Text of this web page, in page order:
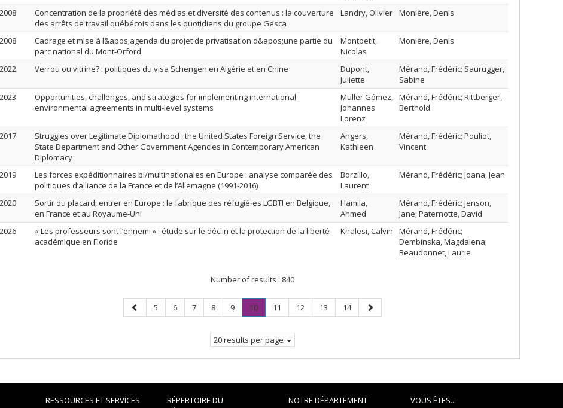
2008
Concentration de la propriété des médias et diversité des contenus : la couverture
des arrêts de travail québécois dans les quotidiens du groupe Gesca
Landry, Olivier Monière, Denis
2008
Cadrage et mise à l&apos;agenda du projet de privatisation d&apos;une partie du
parc national du Mont-Orford
Montpetit,
Nicolas
Monière, Denis
2022 Verrou ou vitrine? : politiques du visa Schengen en Algérie et en Chine
Dupont,
Juliette
Mérand, Frédéric; Saurugger,
Sabine
2023
Opportunities, challenges, and strategies for implementing international
environmental agreements in multi-level systems
Müller Gómez,
Johannes
Lorenz
Mérand, Frédéric; Rittberger,
Berthold
2017
Struggles over Legitimate Diplomathood : the United States Foreign Service, the
State Department and Other Government Agencies in Contemporary American
Diplomacy
Angers,
Kathleen
Mérand, Frédéric; Pouliot,
Vincent
2019
Les forces expéditionnaires bi/multinationales en Europe : analyse comparée des
politiques d’alliance de la France et de l’Allemagne (1991-2016)
Borzillo,
Laurent
Mérand, Frédéric; Joana, Jean
2020
Sortir du placard, entrer en Europe : la fabrique des réfugié∙es LGBTI en Belgique,
en France et au Royaume-Uni
Hamila,
Ahmed
Mérand, Frédéric; Jenson,
Jane; Paternotte, David
2026
« Les professeurs sont l’ennemi » : étude sur le déclin et la protection de la liberté
académique en Floride
Khalesi, Calvin
Mérand, Frédéric;
Dembinska, Magdalena;
Beaudonnet, Laurie
Number of results : 840
Previous
page
Page
5 Page
6 Page
7 Page
8 Page
9 Page
10.
Current
Page
11 Page
12 Page
13 Page
14
Next
page
20 results per page
RESSOURCES ET SERVICES
RÉPERTOIRE DU
NOTRE DÉPARTEMENT VOUS ÊTES...